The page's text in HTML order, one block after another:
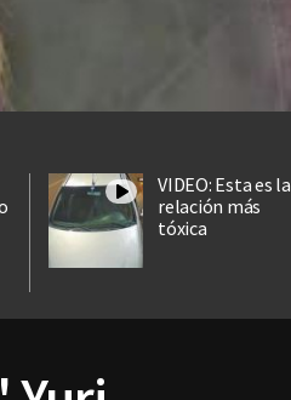
VIDEO: Esta es la
relación más
tóxica